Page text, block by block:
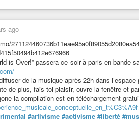
ago
is Over!” passera ce soir à paris en bande
de la musique après 22h dans
de plus, fais toi plaisir, ouvre la fenêtre et
la compilation est en téléchargement
#artivisme #activisme #liberté